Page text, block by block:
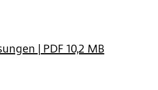
| PDF 10,2 MB